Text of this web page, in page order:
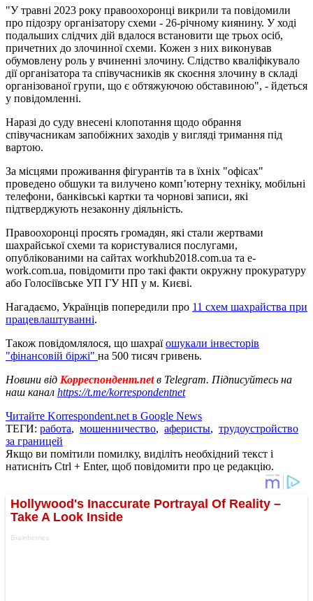
"У травні 2023 року правоохоронці викрили та повідомили
про підозру організатору схеми - 26-річному киянину. У ході
подальших слідчих дій вдалося встановити ще трьох осіб,
причетних до злочинної схеми. Кожен з них виконував
обумовлену роль у вчиненні злочину. Слідство кваліфікувало
дії організатора та співучасників як скоєння злочину в складі
організованої групи, що є обтяжуючою обставиною", - йдеться
у повідомленні.
Наразі до суду внесені клопотання щодо обрання
співучасникам запобіжних заходів у вигляді тримання під
вартою.
За місцями проживання фігурантів та в їхніх "офісах"
проведено обшуки та вилучено комп’ютерну техніку, мобільні
телефони, банківські картки та чорнові записи, які
підтверджують незаконну діяльність.
Правоохоронці просять громадян, які стали жертвами
шахрайської схеми та користувалися послугами,
опублікованими на сайтах workhub2018.com.ua та e-
work.com.ua, повідомити про такі факти окружну прокуратуру
або Голосіївське УП ГУ НП у м. Києві.
Нагадаємо, Українців попередили про 11 схем шахрайства при
працевлаштуванні.
Також повідомлялося, що шахраїошукали інвесторів
"фінансовій біржі" на 500 тисяч гривень.
Новини від Корреспондент.netв Telegram. Підписуйтесь на
наш канал https://t.me/korrespondentnet
Читайте Korrespondent.net в Google News
ТЕГИ: работа, мошенничество, аферисты, трудоустройство
за границей
Якщо ви помітили помилку, виділіть необхідний текст і
натисніть Ctrl + Enter, щоб повідомити про це редакцію.